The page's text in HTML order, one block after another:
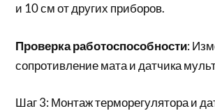
и 10 см от других приборов.
Проверка работоспособности:
сопротивление мата и датчика
Шаг 3: Монтаж терморегулятора и